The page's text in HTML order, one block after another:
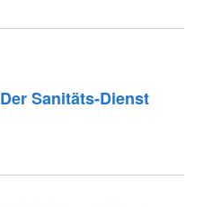
Der Sanitäts-Dienst